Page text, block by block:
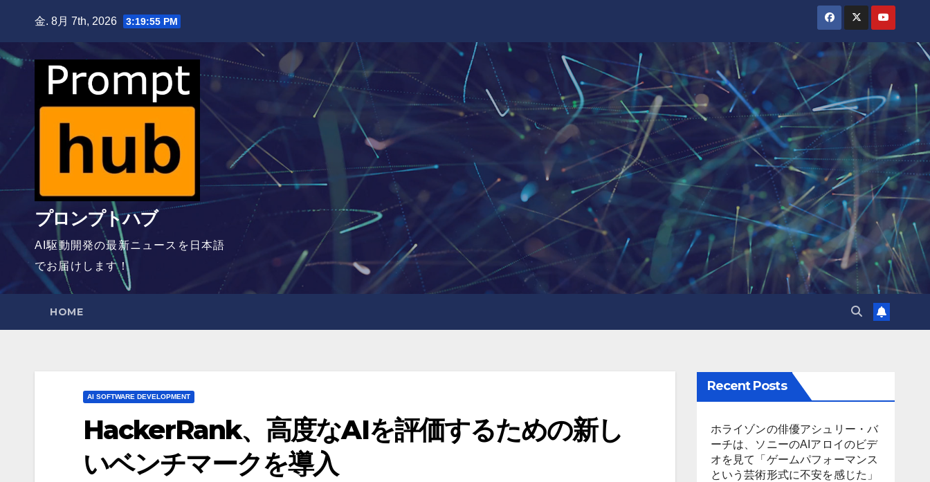
content
金. 8月 7th, 2026 3:19:56 PM
プロンプトハブ
AI駆動開発の最新ニュースを日本語
でお届けします！
HOME
AI SOFTWARE DEVELOPMENT
HackerRank、高度なAIを評価するための新し
いベンチマークを導入
Recent Posts
ホライゾンの俳優アシュリー・バ
ーチは、ソニーのAIアロイのビデ
オを見て「ゲームパフォーマンス
という芸術形式に不安を感じた」